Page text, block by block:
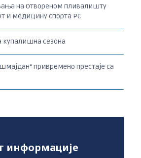
на Отвореном пливалишту
и медицину спорта РС
сезона
привремено престаје са
информације